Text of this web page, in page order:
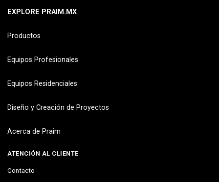
EXPLORE PRAIM.MX
Productos
Equipos Profesionales
Equipos Residenciales
Diseño y Creación de Proyectos
Acerca de Praim
ATENCIÓN AL CLIENTE
Contacto